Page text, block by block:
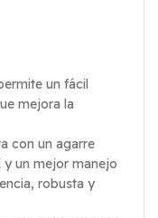
un fácil
mejora la
con un agarre
un mejor manejo
robusta y